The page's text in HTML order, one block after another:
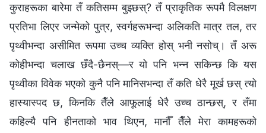
कुराहरूका बारेमा तँ कतिसम्म बुझ्छस्? तँ प्राकृतिक रूपमै विलक्षण
प्रतिभा लिएर जन्‍मेको पुत्र, स्वर्गहरूभन्दा अलिकति मात्र तल, तर
पृथ्वीभन्दा असीमित रूपमा उच्च व्यक्ति होस् भनी नसोच्। तँ अरू
कोहीभन्दा चलाख छँदै-छैनस्—र यो पनि भन्न सकिन्छ कि यस
पृथ्वीका विवेक भएको कुनै पनि मानिसभन्दा तँ कति धेरै मूर्ख छस् त्यो
हास्यास्पद छ, किनकि तैँले आफूलाई धेरै उच्च ठान्छस्, र तँमा
कहिल्यै पनि हीनताको भाव थिएन, मानौँ तैँले मेरा कामहरूको